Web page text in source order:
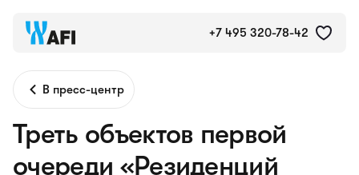
+7 495 320-78-42
В пресс-центр
Треть объектов первой
очереди «Резиденций